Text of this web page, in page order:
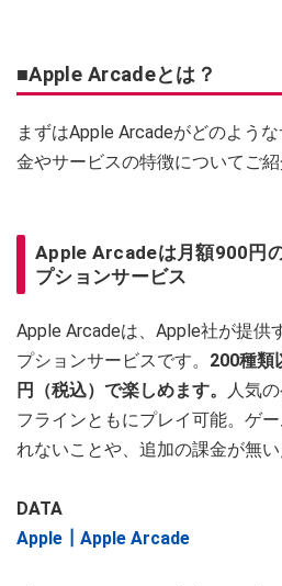
■Apple Arcadeとは？
まずはApple Arcadeがどのよう
金やサービスの特徴についてご紹
Apple Arcadeは月額900円
プションサービス
Apple Arcadeは、Apple社が提供
プションサービスです。 200種類
円（税込）で楽しめます。
人気
フラインともにプレイ可能。ゲ
れないことや、追加の課金が無い
DATA
Apple┃Apple Arcade